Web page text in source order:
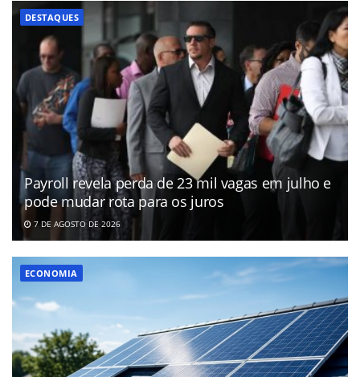
DESTAQUES
Payroll revela perda de 23 mil vagas em julho e
pode mudar rota para os juros
7 DE AGOSTO DE 2026
ECONOMIA